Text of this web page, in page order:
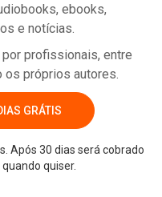
ebooks,
e notícias.
profissionais, entre
os próprios autores.
GRÁTIS
Após 30 dias será cobrado
quiser.
Twitter E-mail